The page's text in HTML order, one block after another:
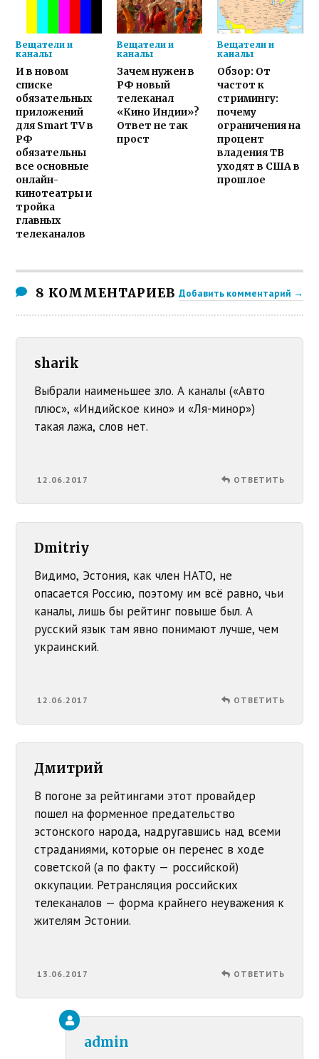
Вещатели и
каналы
И в новом
списке
обязательных
приложений
для Smart TV в
РФ
обязательны
все основные
онлайн-
кинотеатры и
тройка
главных
телеканалов
Вещатели и
каналы
Зачем нужен в
РФ новый
телеканал
«Кино Индии»?
Ответ не так
прост
Вещатели и
каналы
Обзор: От
частот к
стримингу:
почему
ограничения на
процент
владения ТВ
уходят в США в
прошлое
8 КОММЕНТАРИЕВ Добавить комментарий →
sharik
Выбрали наименьшее зло. А каналы («Авто
плюс», «Индийское кино» и «Ля-минор»)
такая лажа, слов нет.
12.06.2017 ОТВЕТИТЬ
Dmitriy
Видимо, Эстония, как член НАТО, не
опасается Россию, поэтому им всё равно, чьи
каналы, лишь бы рейтинг повыше был. А
русский язык там явно понимают лучше, чем
украинский.
12.06.2017 ОТВЕТИТЬ
Дмитрий
В погоне за рейтингами этот провайдер
пошел на форменное предательство
эстонского народа, надругавшись над всеми
страданиями, которые он перенес в ходе
советской (а по факту — российской)
оккупации. Ретрансляция российских
телеканалов — форма крайнего неуважения к
жителям Эстонии.
13.06.2017 ОТВЕТИТЬ
admin